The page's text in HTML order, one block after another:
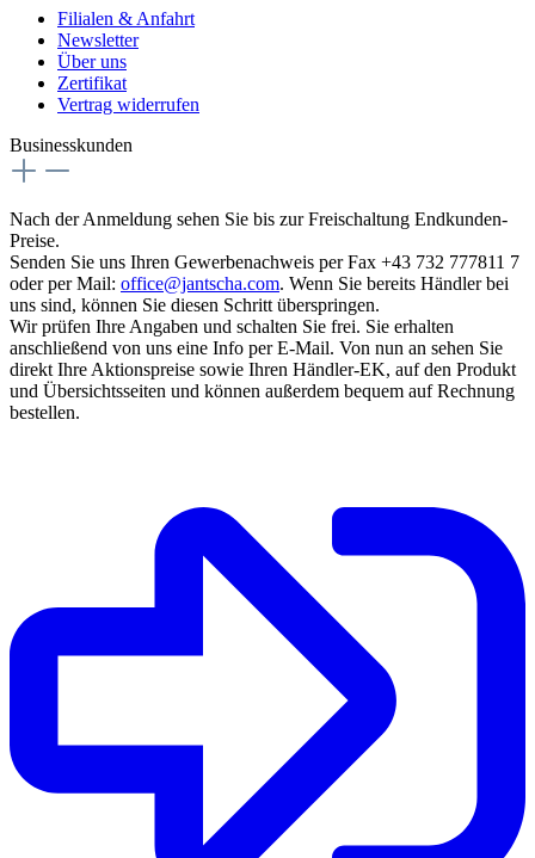
Filialen & Anfahrt
Newsletter
Über uns
Zertifikat
Vertrag widerrufen
Businesskunden
Nach der Anmeldung sehen Sie bis zur Freischaltung Endkunden-
Preise.
Senden Sie uns Ihren Gewerbenachweis per Fax +43 732 777811 7
oder per Mail: office@jantscha.com. Wenn Sie bereits Händler bei
uns sind, können Sie diesen Schritt überspringen.
Wir prüfen Ihre Angaben und schalten Sie frei. Sie erhalten
anschließend von uns eine Info per E-Mail. Von nun an sehen Sie
direkt Ihre Aktionspreise sowie Ihren Händler-EK, auf den Produkt
und Übersichtsseiten und können außerdem bequem auf Rechnung
bestellen.